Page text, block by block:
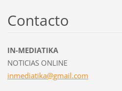
Contacto
IN-MEDIATIKA
NOTICIAS ONLINE
inmediatika@gmail.com